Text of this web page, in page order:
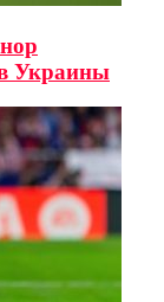
Украины